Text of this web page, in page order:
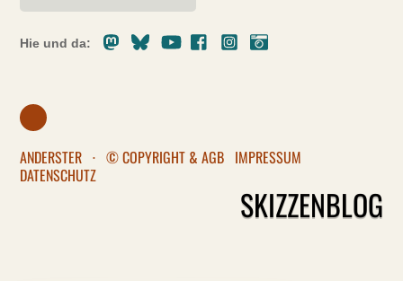
Hie und da:
MastodonBlueskyYoutubeFacebookInstagram
ANDERSTER · © COPYRIGHT & AGB IMPRESSUM
DATENSCHUTZ
SKIZZENBLOG